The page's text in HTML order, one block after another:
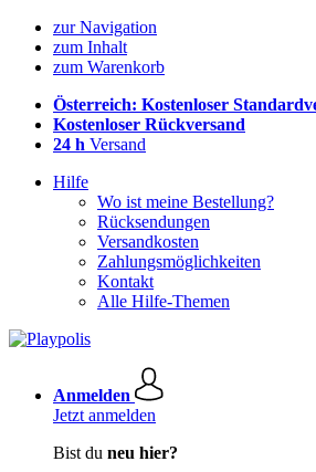
zur Navigation
zum Inhalt
zum Warenkorb
Österreich: Kostenloser
Kostenloser Rückversand
24 h Versand
Hilfe
Wo ist meine Bestellung?
Rücksendungen
Versandkosten
Zahlungsmöglichkeiten
Kontakt
Alle Hilfe-Themen
Anmelden
Jetzt anmelden
Bist du neu hier?